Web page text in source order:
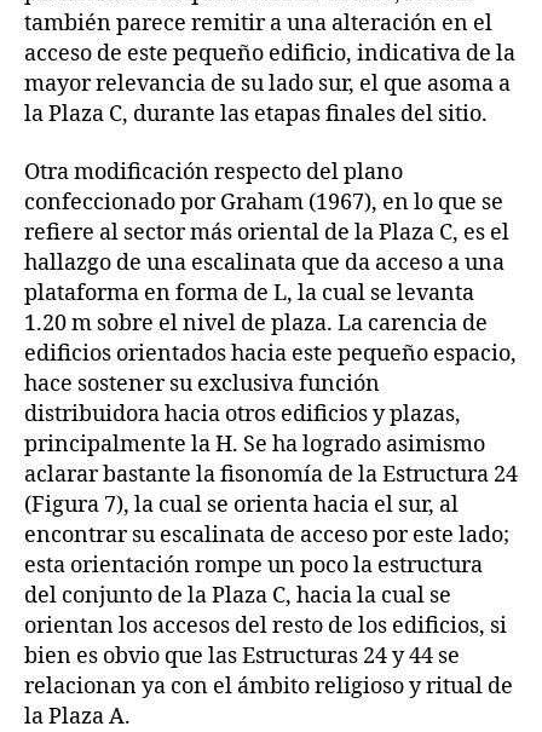
también parece remitir a una alteración en el
acceso de este pequeño edificio, indicativa de la
mayor relevancia de su lado sur, el que asoma a
la Plaza C, durante las etapas finales del sitio.
Otra modificación respecto del plano
confeccionado por Graham (1967), en lo que se
refiere al sector más oriental de la Plaza C, es el
hallazgo de una escalinata que da acceso a una
plataforma en forma de L, la cual se levanta
1.20 m sobre el nivel de plaza. La carencia de
edificios orientados hacia este pequeño espacio,
hace sostener su exclusiva función
distribuidora hacia otros edificios y plazas,
principalmente la H. Se ha logrado asimismo
aclarar bastante la fisonomía de la Estructura 24
(Figura 7), la cual se orienta hacia el sur, al
encontrar su escalinata de acceso por este lado;
esta orientación rompe un poco la estructura
del conjunto de la Plaza C, hacia la cual se
orientan los accesos del resto de los edificios, si
bien es obvio que las Estructuras 24 y 44 se
relacionan ya con el ámbito religioso y ritual de
la Plaza A.